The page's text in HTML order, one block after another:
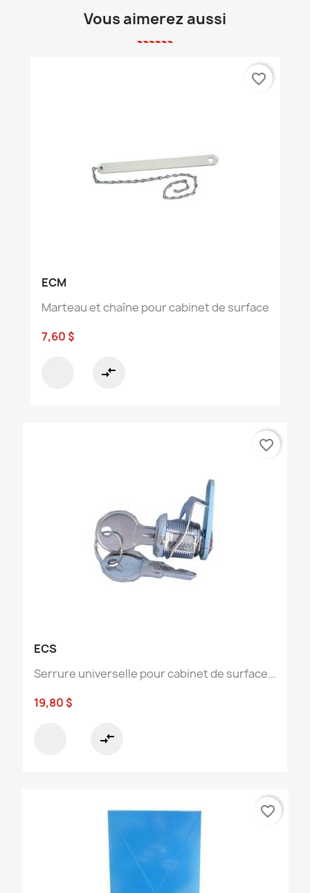
Vous aimerez aussi
ECM
Marteau et chaîne pour cabinet de surface
7,60 $
compare_arrows
favorite_border
ECS
Serrure universelle pour cabinet de surface...
19,80 $
compare_arrows
favorite_border
favorite_border